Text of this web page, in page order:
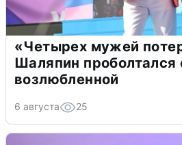
«Четырех мужей
Шаляпин проболтался
возлюбленной
6 августа 25